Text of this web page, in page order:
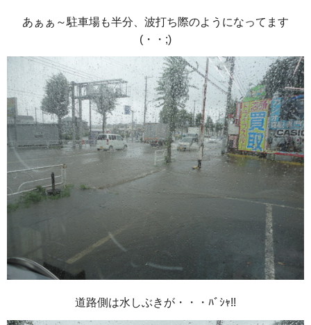
あぁぁ～駐車場も半分、波打ち際のようになってます
(・・;)
道路側は水しぶきが・・・ﾊﾞｼｬ!!